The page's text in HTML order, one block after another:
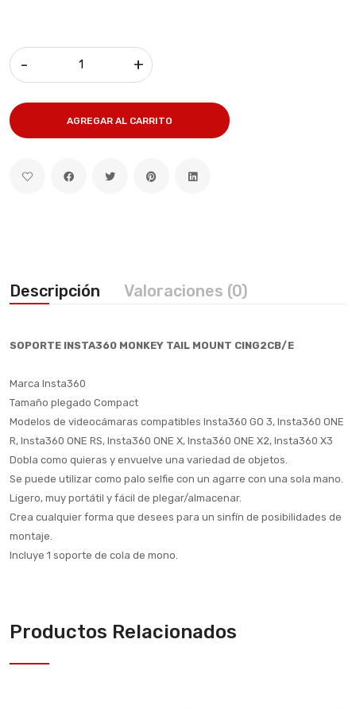
- +
AGREGAR AL CARRITO
Descripción Valoraciones (0)
SOPORTE INSTA360 MONKEY TAIL MOUNT CING2CB/E
Marca Insta360
Tamaño plegado Compact
Modelos de videocámaras compatibles Insta360 GO 3, Insta360 ONE
R, Insta360 ONE RS, Insta360 ONE X, Insta360 ONE X2, Insta360 X3
Dobla como quieras y envuelve una variedad de objetos.
Se puede utilizar como palo selfie con un agarre con una sola mano.
Ligero, muy portátil y fácil de plegar/almacenar.
Crea cualquier forma que desees para un sinfín de posibilidades de
montaje.
Incluye 1 soporte de cola de mono.
Productos Relacionados